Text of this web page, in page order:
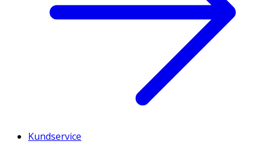
Kundservice